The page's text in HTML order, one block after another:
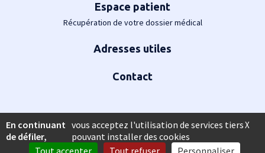
Espace patient
Récupération de votre dossier médical
Adresses utiles
Contact
X
En continuant
de défiler,
vous acceptez l'utilisation de services tiers
pouvant installer des cookies
Tout accepter
Tout refuser Personnaliser